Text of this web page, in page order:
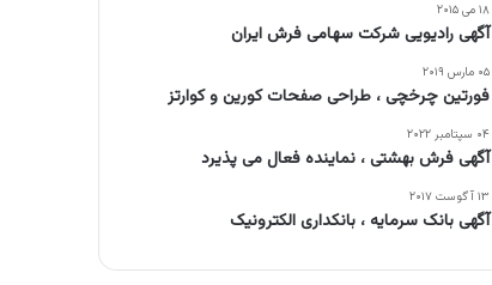
۱۸ می ۲۰۱۵
آگهی رادیویی شرکت سهامی فرش ایران
۰۵ مارس ۲۰۱۹
فورتین چرخچی ، طراحی صفحات کورین و کوارتز
۰۴ سپتامبر ۲۰۲۲
آگهی فرش بهشتی ، نماینده فعال می پذیرد
۱۳ آگوست ۲۰۱۷
آگهی بانک سرمایه ، بانکداری الکترونیک